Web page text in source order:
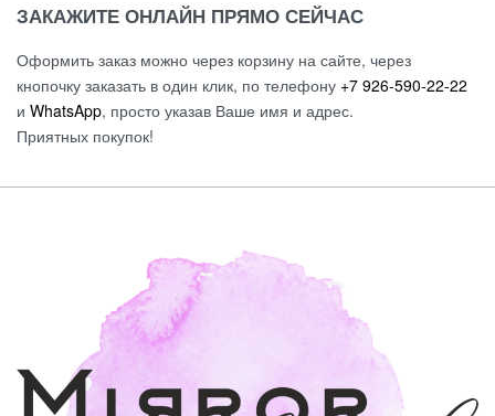
ЗАКАЖИТЕ ОНЛАЙН ПРЯМО СЕЙЧАС
Оформить заказ можно через корзину на сайте, через
кнопочку заказать в один клик, по телефону +7 926-590-22-22
и WhatsApp, просто указав Ваше имя и адрес.
Приятных покупок!